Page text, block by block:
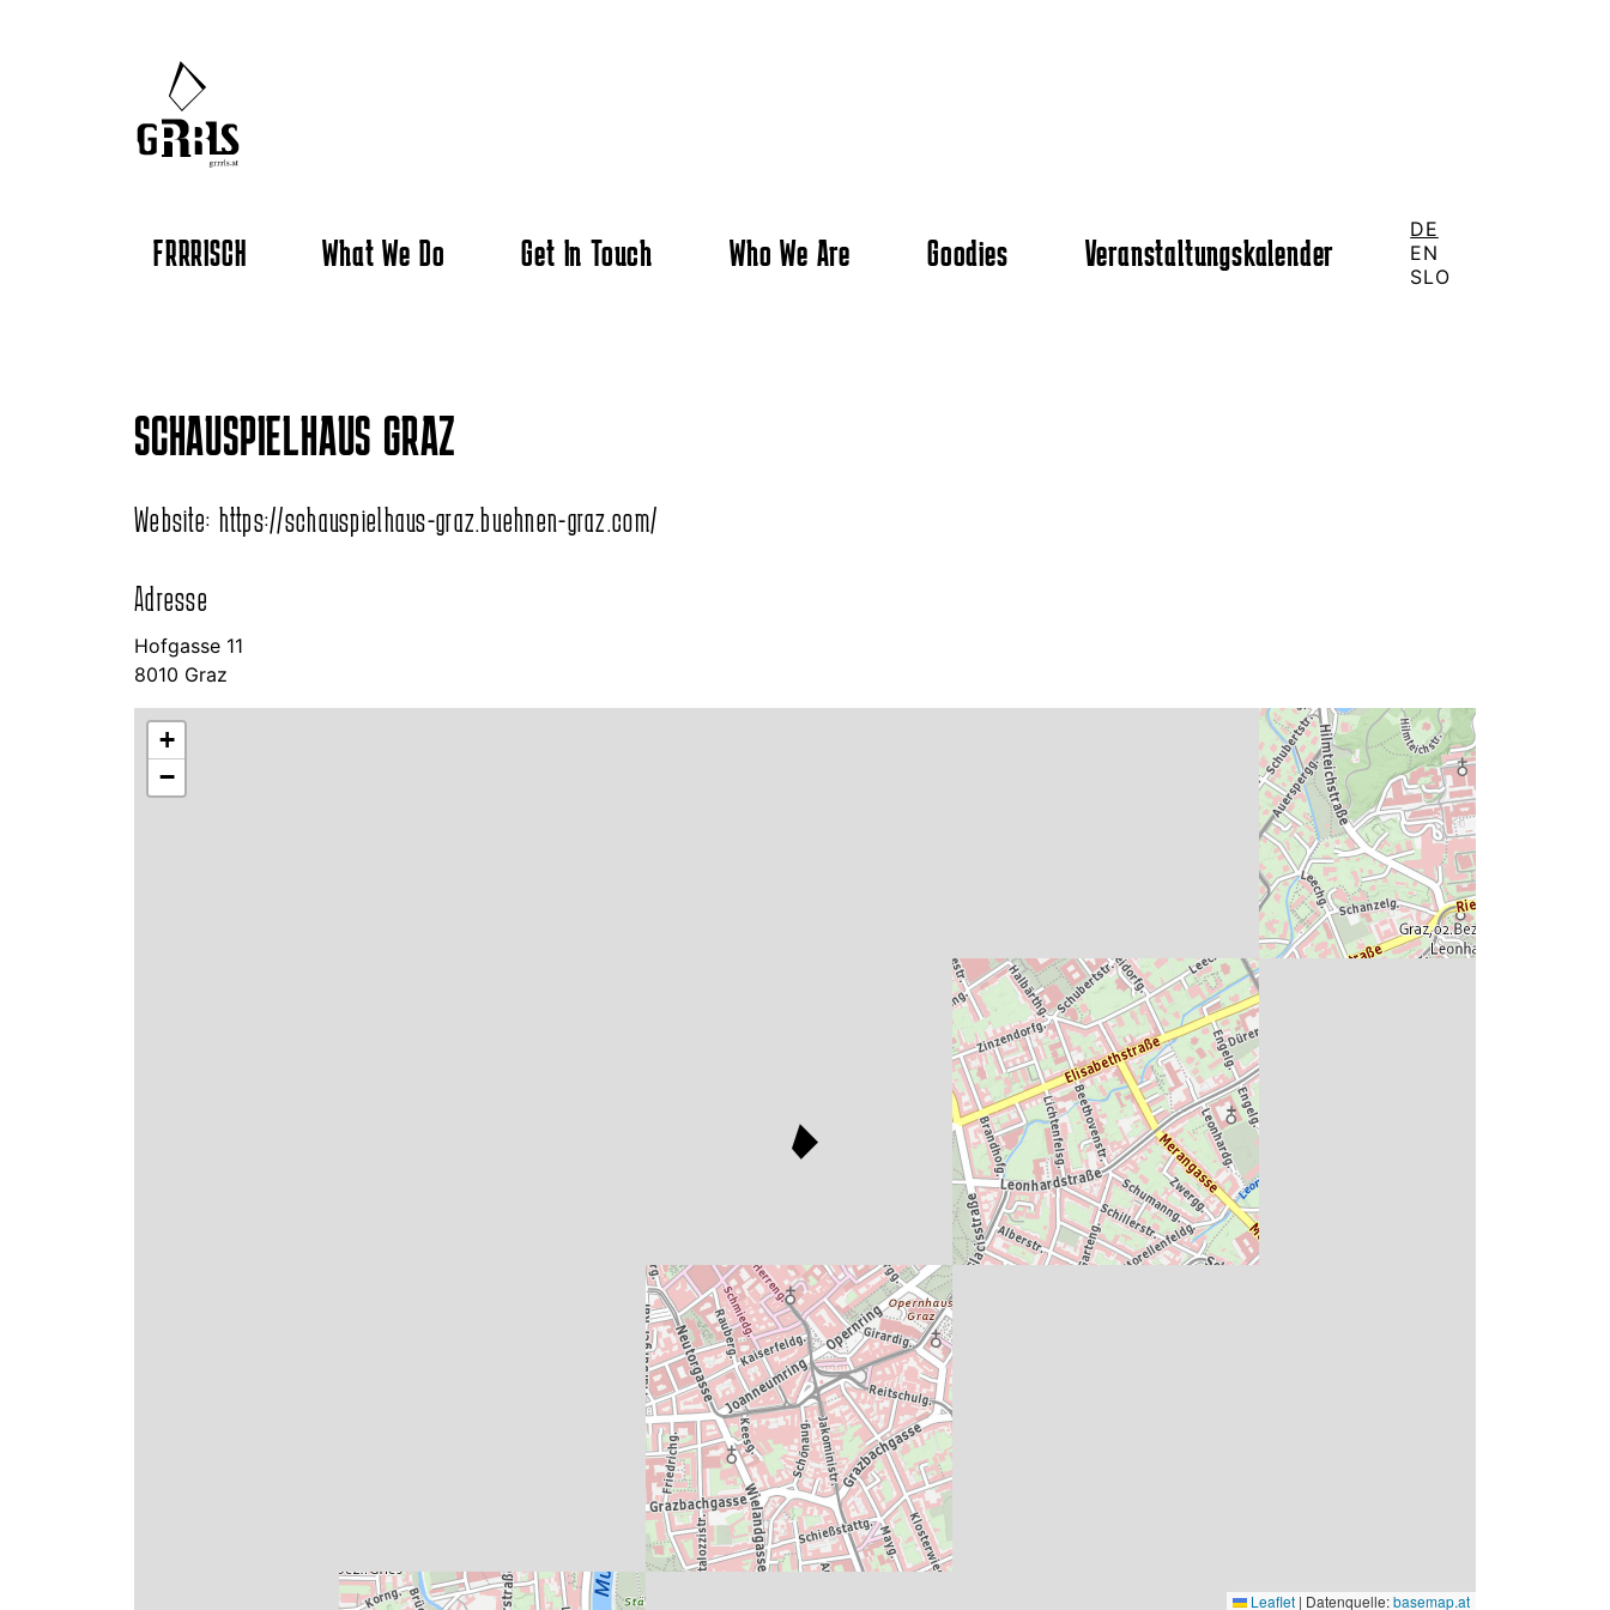
FRRRISCH What We Do Get In Touch Who We Are Goodies Veranstaltungskalender
DE
EN
SLO
SCHAUSPIELHAUS GRAZ
Website: https://schauspielhaus-graz.buehnen-graz.com/
Adresse
Hofgasse 11
8010 Graz
+
−
Leaflet | Datenquelle:basemap.at